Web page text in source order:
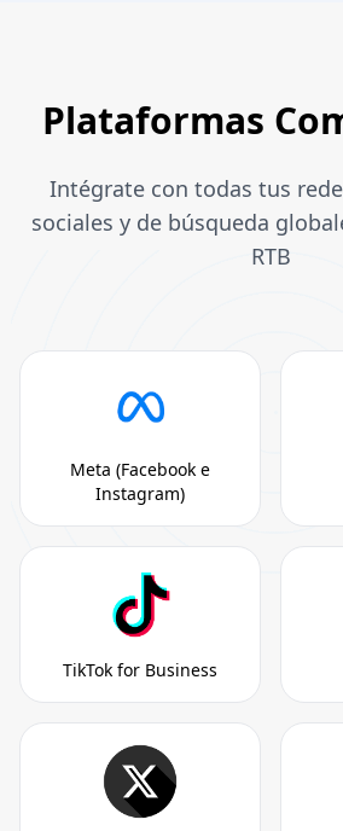
Plataformas
Intégrate con todas tus
sociales y de búsqueda
RTB
Meta (Facebook e
Instagram)
TikTok for Business